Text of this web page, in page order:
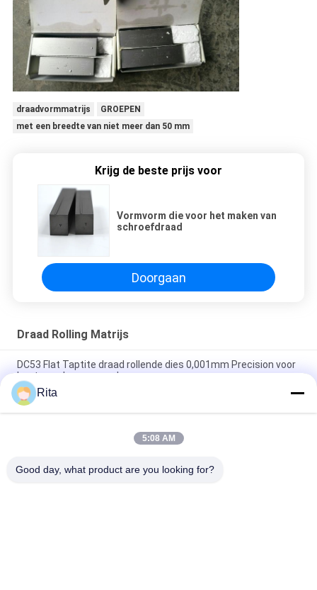
draadvormmatrijs
GROEPEN
met een breedte van niet meer dan 50 mm
Krijg de beste prijs voor
Vormvorm die voor het maken van
schroefdraad
Doorgaan
Draad Rolling Matrijs
DC53 Flat Taptite draad rollende dies 0,001mm Precision voor
bouten schroeven maken
DC53 Flat Roll Thread Dies Corrosiebestendig Hoge taaiheid
ISO 9001 goedgekeurd
Extrusievormdraadwalsmatrijs Tolerantieklasse 5 En
Rita
5:08 AM
Good day, what product are you looking for?